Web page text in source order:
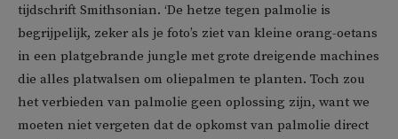
tijdschrift Smithsonian. ‘De hetze tegen palmolie is
begrijpelijk, zeker als je foto’s ziet van kleine orang-oetans
in een platgebrande jungle met grote dreigende machines
die alles platwalsen om oliepalmen te planten. Toch zou
het verbieden van palmolie geen oplossing zijn, want we
moeten niet vergeten dat de opkomst van palmolie direct